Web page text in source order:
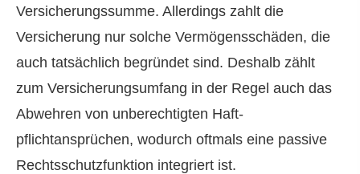
Versicherungssumme. Allerdings zahlt die
Versicherung nur solche Vermögensschäden, die
auch tatsächlich begründet sind. Deshalb zählt
zum Versicherungsumfang in der Regel auch das
Abwehren von unberechtigten Haft­
pflichtansprüchen, wodurch oftmals eine passive
Rechtsschutzfunktion integriert ist.